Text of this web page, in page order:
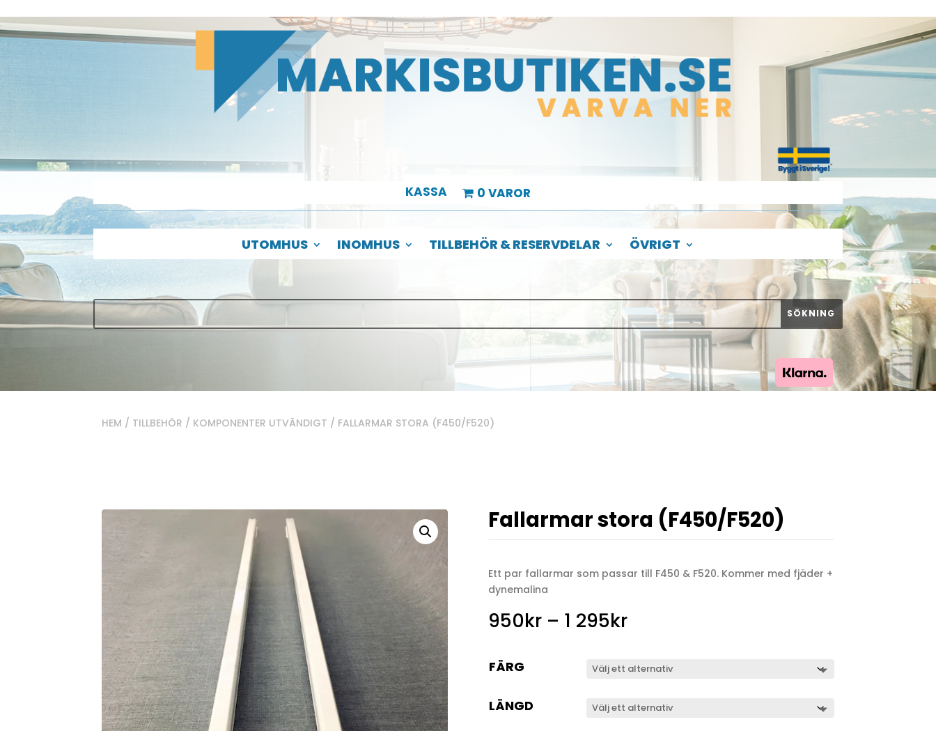
KASSA 0 VAROR
UTOMHUS INOMHUS TILLBEHÖR & RESERVDELAR ÖVRIGT
HEM / TILLBEHÖR / KOMPONENTER UTVÄNDIGT / FALLARMAR STORA (F450/F520)
Fallarmar stora (F450/F520)
Ett par fallarmar som passar till F450 & F520. Kommer med fjäder +
dynemalina
950kr – 1 295krPrisintervall:
1
FÄRG
LÄNGD